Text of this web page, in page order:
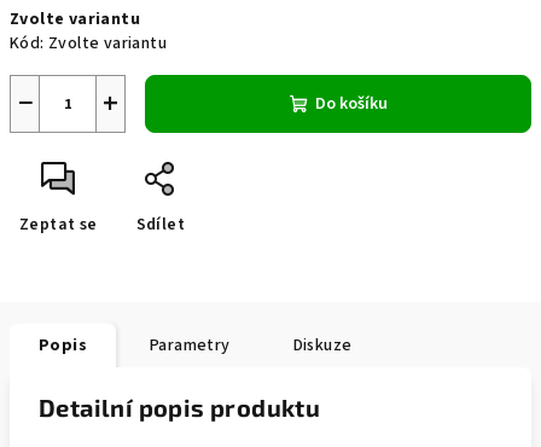
cena:
Zvolte variantu
Kód: Zvolte variantu
+
− Do košíku
Zeptat se Sdílet
Popis Parametry Diskuze
Detailní popis produktu